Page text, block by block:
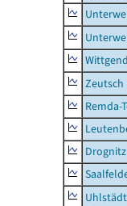
Zeutsch
Remda-
Drognitz